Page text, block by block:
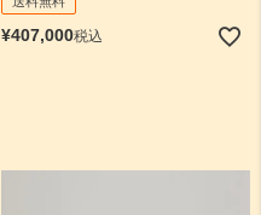
¥407,000税込